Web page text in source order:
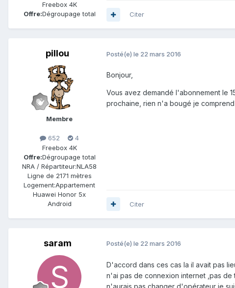
Freebox 4K
Offre:Dégroupage total Citer
pillou
Membre
652
4
Freebox 4K
Offre:Dégroupage total
NRA / Répartiteur:NLA58
Ligne de 2171 mètres
Logement:Appartement
Huawei Honor 5x
Android
Posté(e) le 22 mars 2016
Bonjour,
Vous avez demandé l'abonnement le
prochaine, rien n'a bougé je
Citer
saram Posté(e) le 22 mars 2016
D'accord dans ces cas la il avait pas
n'ai pas de connexion internet ,pas
n'aurais pas changer d'opérateur je